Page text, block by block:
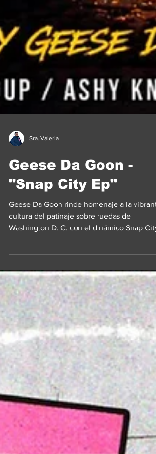
Geese Da Goon -
"Snap City Ep"
cultura del patinaje sobre ruedas de
Ep. A lo largo de cuatro canciones, el
proyecto captura la energía, el movimiento y
el espíritu comunitario que caracterizan la
escena Snap City. Inspirándose en el hip-
la música dance y los sonidos regionales de
clubes, el EP ha sido creado
para la pista de patinaje, aunque también
conecta con un público más amplio. Más
un simple